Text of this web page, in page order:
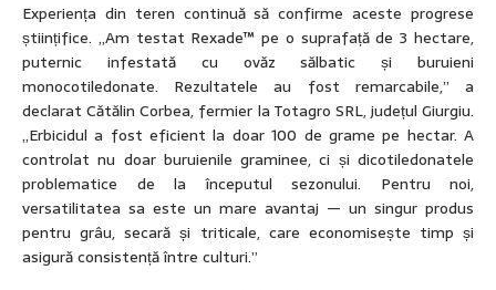
Experiența din teren continuă să confirme aceste progrese
științifice. „Am testat Rexade™ pe o suprafață de 3 hectare,
puternic infestată cu ovăz sălbatic și buruieni
monocotiledonate. Rezultatele au fost remarcabile,” a
declarat Cătălin Corbea, fermier la Totagro SRL, județul Giurgiu.
„Erbicidul a fost eficient la doar 100 de grame pe hectar. A
controlat nu doar buruienile graminee, ci și dicotiledonatele
problematice de la începutul sezonului. Pentru noi,
versatilitatea sa este un mare avantaj — un singur produs
pentru grâu, secară și triticale, care economisește timp și
asigură consistență între culturi.”